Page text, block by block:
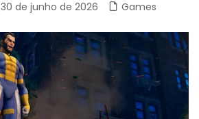
30 de junho de 2026 Games